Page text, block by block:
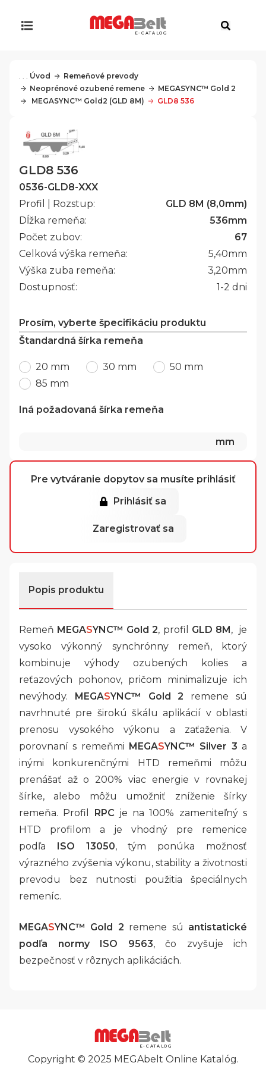
E-CATALOG
. . . Úvod
Remeňové prevody
Neoprénové ozubené remene
MEGASYNC™ Gold 2
MEGASYNC™ Gold2 (GLD 8M)
GLD8 536
GLD8 536
0536-GLD8-XXX
Profil | Rozstup:
GLD 8M (8,0mm)
Dĺžka remeňa:
536mm
Počet zubov:
67
Celková výška remeňa:
5,40mm
Výška zuba remeňa:
3,20mm
Dostupnosť:
1-2 dni
Prosím, vyberte špecifikáciu produktu
Štandardná šírka remeňa
20 mm 30 mm
50 mm
85 mm
Iná požadovaná šírka remeňa
mm
Pre vytváranie dopytov sa musíte prihlásiť
Prihlásiť sa
Zaregistrovať sa
Popis produktu
Remeň MEGASYNC™ Gold 2, profil GLD 8M , je
vysoko výkonný synchrónny remeň, ktorý
kombinuje výhody ozubených kolies a
reťazových pohonov, pričom minimalizuje ich
nevýhody.
MEGASYNC™ Gold 2 remene sú
navrhnuté pre širokú škálu aplikácií v oblasti
prenosu vysokého výkonu a zaťaženia. V
porovnaní s remeňmi MEGASYNC™ Silver 3 a
inými konkurenčnými HTD remeňmi môžu
prenášať až o 200% viac energie v rovnakej
šírke, alebo môžu umožniť zníženie šírky
remeňa. Profil
RPC je na 100% zameniteľný s
HTD profilom a je vhodný pre remenice
podľa
ISO 13050, tým ponúka možnosť
výrazného zvýšenia výkonu, stability a životnosti
prevodu bez nutnosti použitia špeciálnych
remeníc.
MEGASYNC™ Gold 2 remene sú antistatické
podľa normy ISO 9563, čo zvyšuje ich
bezpečnosť v rôznych aplikáciách.
E-CATALOG
Copyright © 2025 MEGAbelt Online Katalóg.